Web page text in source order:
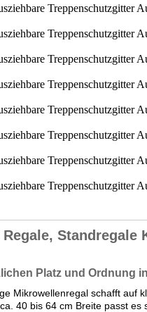
Standregale
Platz und Ordnung
Mikrowellenregal schafft auf
40 bis 64 cm Breite passt es